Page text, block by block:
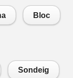
Bloc
Sondeig